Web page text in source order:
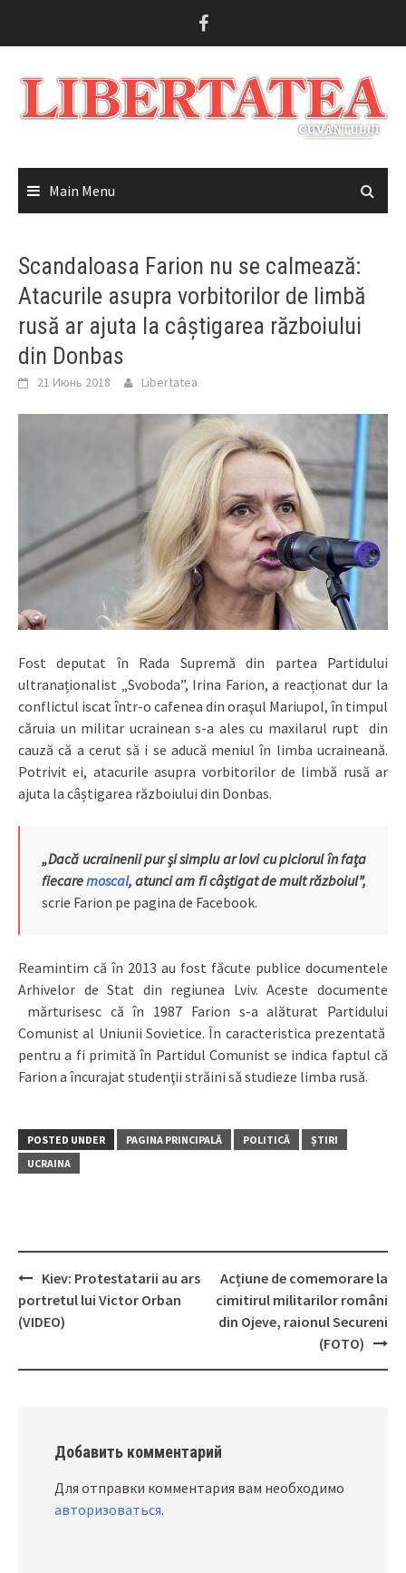
Main Menu
Scandaloasa Farion nu se calmează:
Atacurile asupra vorbitorilor de limbă
rusă ar ajuta la câștigarea războiului
din Donbas
21 Июнь 2018 Libertatea
Fost deputat în Rada Supremă din partea Partidului
ultranaționalist „Svoboda”, Irina Farion, a reacționat dur la
conflictul iscat într-o cafenea din oraşul Mariupol, în timpul
căruia un militar ucrainean s-a ales cu maxilarul rupt din
cauză că a cerut să i se aducă meniul în limba ucraineană.
Potrivit ei, atacurile asupra vorbitorilor de limbă rusă ar
ajuta la câștigarea războiului din Donbas.
„Dacă ucrainenii pur şi simplu ar lovi cu piciorul în fața
fiecaremoscal, atunci am fi câștigat de mult războiul”,
scrie Farion pe pagina de Facebook.
Reamintim că în 2013 au fost făcute publice documentele
Arhivelor de Stat din regiunea Lviv. Aceste documente
mărturisesc că în 1987 Farion s-a alăturat Partidului
Comunist al Uniunii Sovietice. În caracteristica prezentată
pentru a fi primită în Partidul Comunist se indica faptul că
Farion a încurajat studenţii străini să studieze limba rusă.
POSTED UNDER PAGINA PRINCIPALĂ POLITICĂ
ȘTIRI
UCRAINA
Post
navigation
Kiev: Protestatarii au ars
portretul lui Victor Orban
(VIDEO)
Acțiune de comemorare la
cimitirul militarilor români
din Ojeve, raionul Secureni
(FOTO)
Добавить комментарий
Для отправки комментария вам необходимо
авторизоваться.